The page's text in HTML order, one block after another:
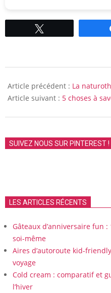
02-
11
Article précédent : La
Article suivant : 5 choses à
SUIVEZ NOUS SUR PINTEREST !
LES ARTICLES RÉCENTS
Gâteaux d’anniversaire fun
soi-même
Aires d’autoroute kid-
voyage
Cold cream : comparatif et
l’hiver